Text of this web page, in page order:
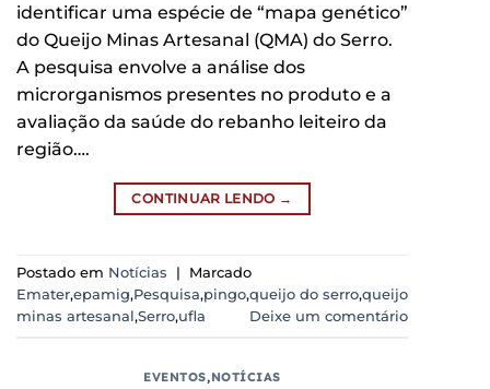
identificar uma espécie de “mapa genético”
do Queijo Minas Artesanal (QMA) do Serro.
A pesquisa envolve a análise dos
microrganismos presentes no produto e a
avaliação da saúde do rebanho leiteiro da
região….
CONTINUAR LENDO →
Postado em Notícias |
Marcado
Emater,epamig,Pesquisa,pingo,queijo do serro,queijo
minas artesanal,Serro,ufla Deixe um comentário
EVENTOS, NOTÍCIAS